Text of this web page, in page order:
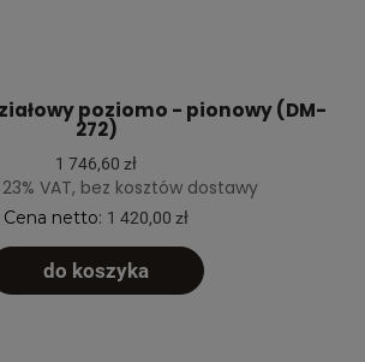
poziomo - pionowy (DM-
272)
1 746,60 zł
VAT, bez kosztów dostawy
Cena netto: 1 420,00 zł
do koszyka